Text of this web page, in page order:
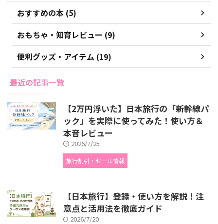
おすすめの本 (5)
おもちゃ・知育レビュー (9)
便利グッズ・アイテム (19)
最近の記事一覧
【2万円浮いた】日本旅行の「新幹線パ
ック」を実際に使ってみた！使い方＆
本音レビュー
2026/7/25
旅行割引・セール情報
【日本旅行】登録・使い方を解説！注
意点と活用法を徹底ガイド
2026/7/20